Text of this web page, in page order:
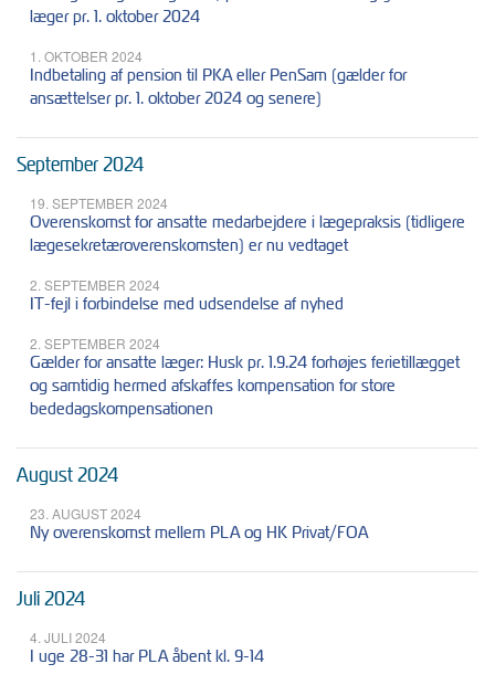
læger pr. 1. oktober 2024
1. OKTOBER 2024
Indbetaling af pension til PKA eller PenSam (gælder for
ansættelser pr. 1. oktober 2024 og senere)
September 2024
19. SEPTEMBER 2024
Overenskomst for ansatte medarbejdere i lægepraksis (tidligere
lægesekretæroverenskomsten) er nu vedtaget
2. SEPTEMBER 2024
IT-fejl i forbindelse med udsendelse af nyhed
2. SEPTEMBER 2024
Gælder for ansatte læger: Husk pr. 1.9.24 forhøjes ferietillægget
og samtidig hermed afskaffes kompensation for store
bededagskompensationen
August 2024
23. AUGUST 2024
Ny overenskomst mellem PLA og HK Privat/FOA
Juli 2024
4. JULI 2024
I uge 28-31 har PLA åbent kl. 9-14